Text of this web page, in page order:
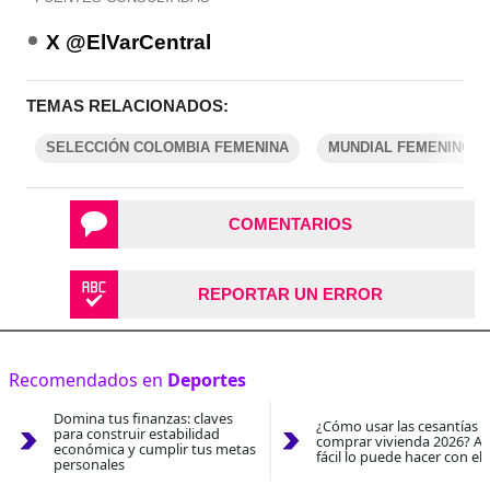
X @ElVarCentral
TEMAS RELACIONADOS:
SELECCIÓN COLOMBIA FEMENINA MUNDIAL FEMENINO
COMENTARIOS
REPORTAR UN ERROR
Recomendados en Deportes
Domina tus finanzas: claves
para construir estabilidad
económica y cumplir tus metas
personales
¿Cómo usar las cesantías
comprar vivienda 2026?
fácil lo puede hacer con el